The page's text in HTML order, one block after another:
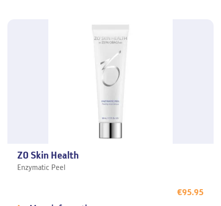
ZO Skin Health
Enzymatic Peel
€95.95